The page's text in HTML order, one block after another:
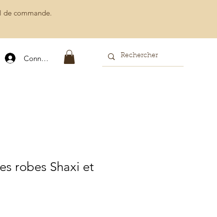
de commande.
Connexion
robes Shaxi et